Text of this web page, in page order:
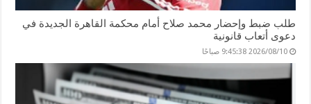
طلب ضبط وإحضار محمد صلاح أمام محكمة القاهرة الجديدة في
دعوى أتعاب قانونية
2026/08/10 9:45:38 صباحًا